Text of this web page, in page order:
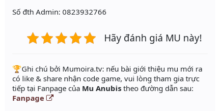
Số đth Admin: 0823932766
Hãy đánh giá MU này!
️🏆Ghi chú bởi Mumoira.tv: nếu bài giới thiệu mu mới ra
có like & share nhận code game, vui lòng tham gia trực
tiếp tại Fanpage của Mu Anubis theo đường dẫn sau:
Fanpage